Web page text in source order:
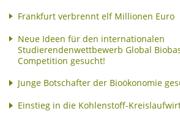
Frankfurt verbrennt elf Millionen Euro
Neue Ideen für den internationalen
Studierendenwettbewerb Global
Competition gesucht!
Junge Botschafter der Bioökonomie
Einstieg in die Kohlenstoff-